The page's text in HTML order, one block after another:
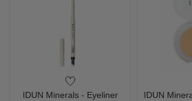
IDUN Minerals - Eyeliner
IDUN